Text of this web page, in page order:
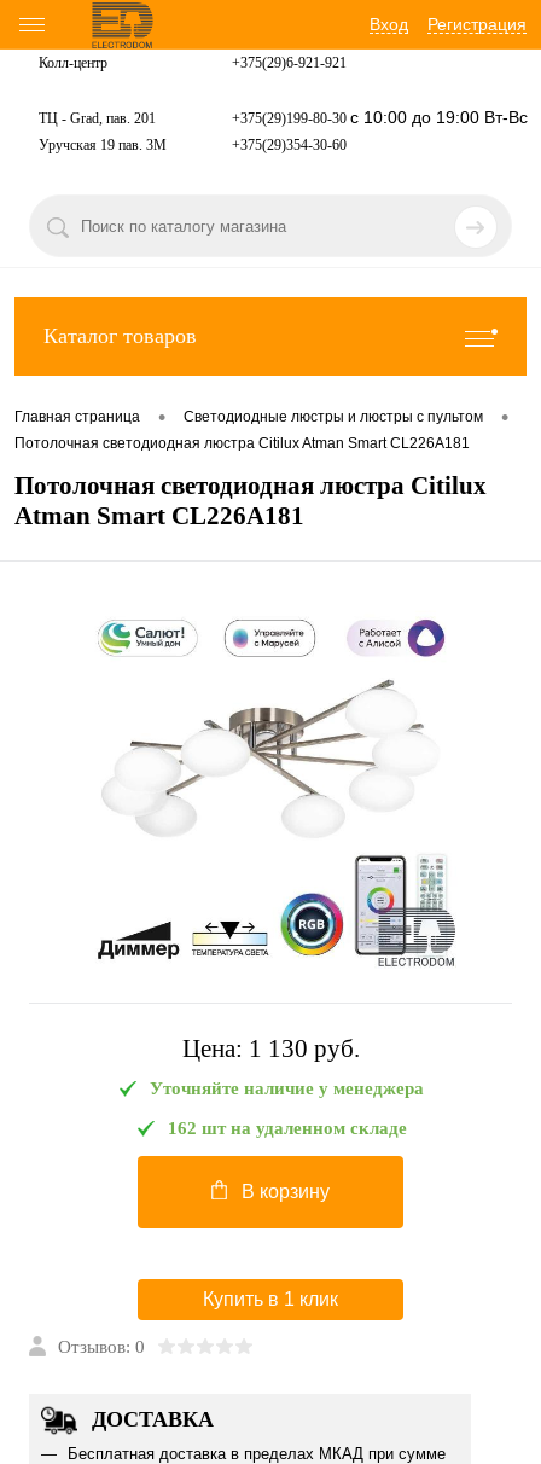
Вход Регистрация
Колл-центр +375(29)6-921-921
ТЦ - Grad, пав. 201 +375(29)199-80-30 с 10:00 до 19:00 Вт-Вс
Уручская 19 пав. 3М +375(29)354-30-60
Каталог товаров
Главная страница • Светодиодные люстры и люстры с пультом •
Потолочная светодиодная люстра Citilux Atman Smart CL226A181
Потолочная светодиодная люстра Citilux
Atman Smart CL226A181
Цена: 1 130 pуб.
Уточняйте наличие у менеджера
162 шт на удаленном складе
В корзину
Купить в 1 клик
Отзывов: 0
ДОСТАВКА
Бесплатная доставка в пределах МКАД при сумме